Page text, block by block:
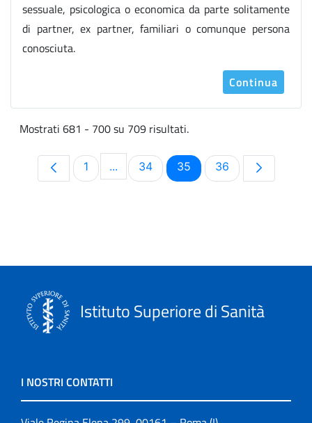
sessuale, psicologica o economica da parte solitamente
di partner, ex partner, familiari o comunque persona
conosciuta.
Continua
Mostrati 681 - 700 su 709 risultati.
Pagina
1 ...Pagine intermedie Use TAB to
Pagina
34 Pagina
35 Pagina
36
Istituto Superiore di Sanità
I NOSTRI CONTATTI